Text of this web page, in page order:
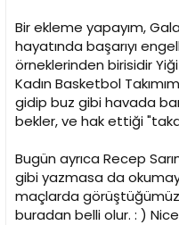
Bir ekleme yapayım,
hayatında başarıyı
örneklerinden birisidir
Kadın Basketbol
gidip buz gibi havada
bekler, ve hak ettiği
Bugün ayrıca Recep
gibi yazmasa da
maçlarda
buradan belli olur. : )